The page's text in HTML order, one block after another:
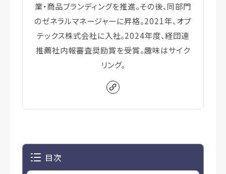
業・商品ブランディングを推進。その後、同部門
のゼネラルマネージャーに昇格。2021年、オプ
テックス株式会社に入社。2024年度、経団連
推薦社内報審査奨励賞を受賞。趣味はサイク
リング。
目次